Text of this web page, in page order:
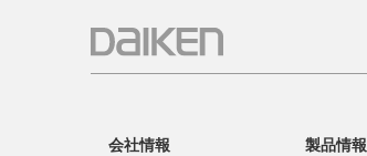
会社情報 製品情報